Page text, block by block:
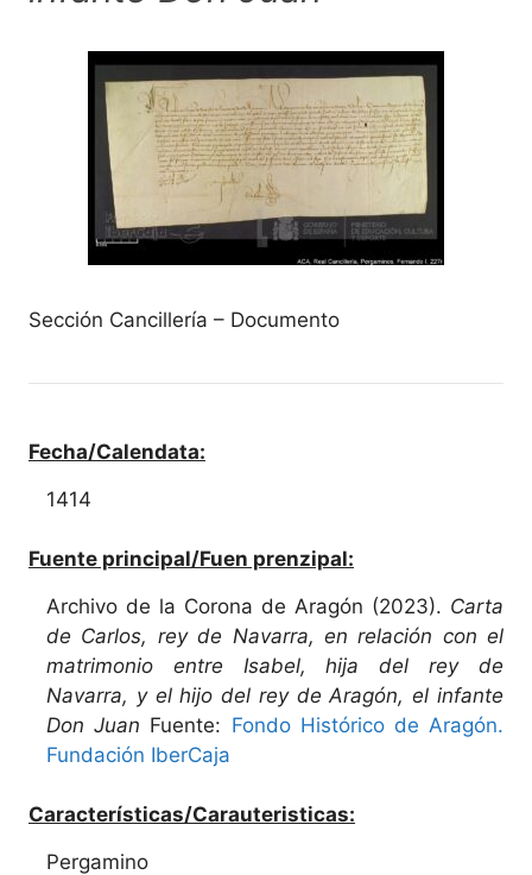
Sección Cancillería – Documento
Fecha/Calendata:
1414
Fuente principal/Fuen prenzipal:
Archivo de la Corona de Aragón (2023). Carta
de Carlos, rey de Navarra, en relación con el
matrimonio entre Isabel, hija del rey de
Navarra, y el hijo del rey de Aragón, el infante
Don Juan Fuente: Fondo Histórico de Aragón.
Fundación IberCaja
Características/Carauteristicas:
Pergamino